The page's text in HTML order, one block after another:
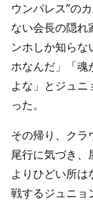
ウンパレス”の
ない会長の隠れ
ンホしか知ら
ホなんだ」「魂
よな」とジュ
った。
その帰り、クラ
尾行に気づき、
よりひどい所
戦するジュニョ